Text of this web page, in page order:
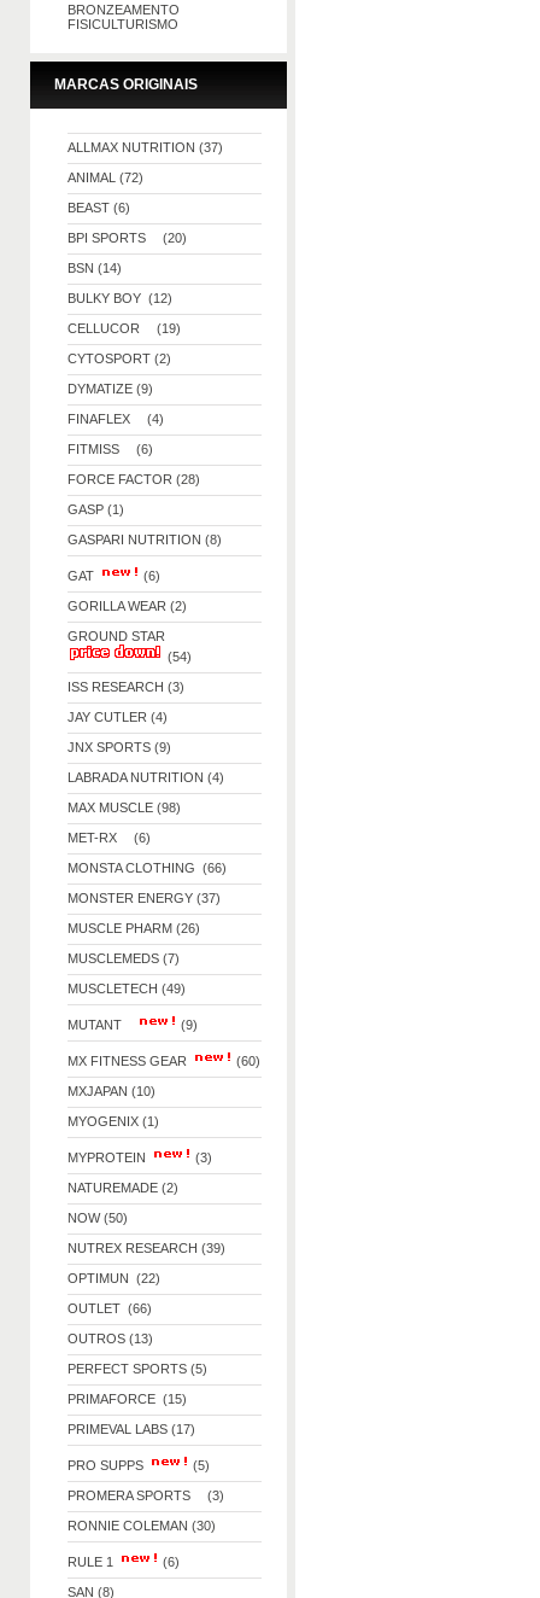
BRONZEAMENTO
FISICULTURISMO
MARCAS ORIGINAIS
ALLMAX NUTRITION (37)
ANIMAL (72)
BEAST (6)
BPI SPORTS (20)
BSN (14)
BULKY BOY (12)
CELLUCOR (19)
CYTOSPORT (2)
DYMATIZE (9)
FINAFLEX (4)
FITMISS (6)
FORCE FACTOR (28)
GASP (1)
GASPARI NUTRITION (8)
GAT (6)
GORILLA WEAR (2)
GROUND STAR
(54)
ISS RESEARCH (3)
JAY CUTLER (4)
JNX SPORTS (9)
LABRADA NUTRITION (4)
MAX MUSCLE (98)
MET-RX (6)
MONSTA CLOTHING (66)
MONSTER ENERGY (37)
MUSCLE PHARM (26)
MUSCLEMEDS (7)
MUSCLETECH (49)
MUTANT (9)
MX FITNESS GEAR (60)
MXJAPAN (10)
MYOGENIX (1)
MYPROTEIN (3)
NATUREMADE (2)
NOW (50)
NUTREX RESEARCH (39)
OPTIMUN (22)
OUTLET (66)
OUTROS (13)
PERFECT SPORTS (5)
PRIMAFORCE (15)
PRIMEVAL LABS (17)
PRO SUPPS (5)
PROMERA SPORTS (3)
RONNIE COLEMAN (30)
RULE 1 (6)
SAN (8)